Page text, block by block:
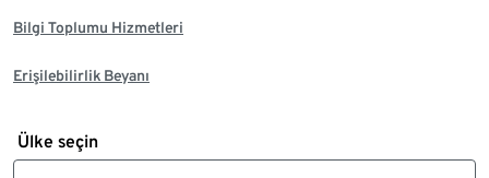
Bilgi Toplumu Hizmetleri
Erişilebilirlik Beyanı
Ülke seçin